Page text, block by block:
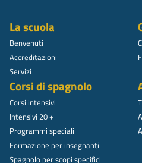
La scuola
Benvenuti
Accreditazioni
Servizi
Corsi di spagnolo
Corsi intensivi
Intensivi 20 +
Programmi speciali
Formazione per insegnanti
Spagnolo per scopi specifici